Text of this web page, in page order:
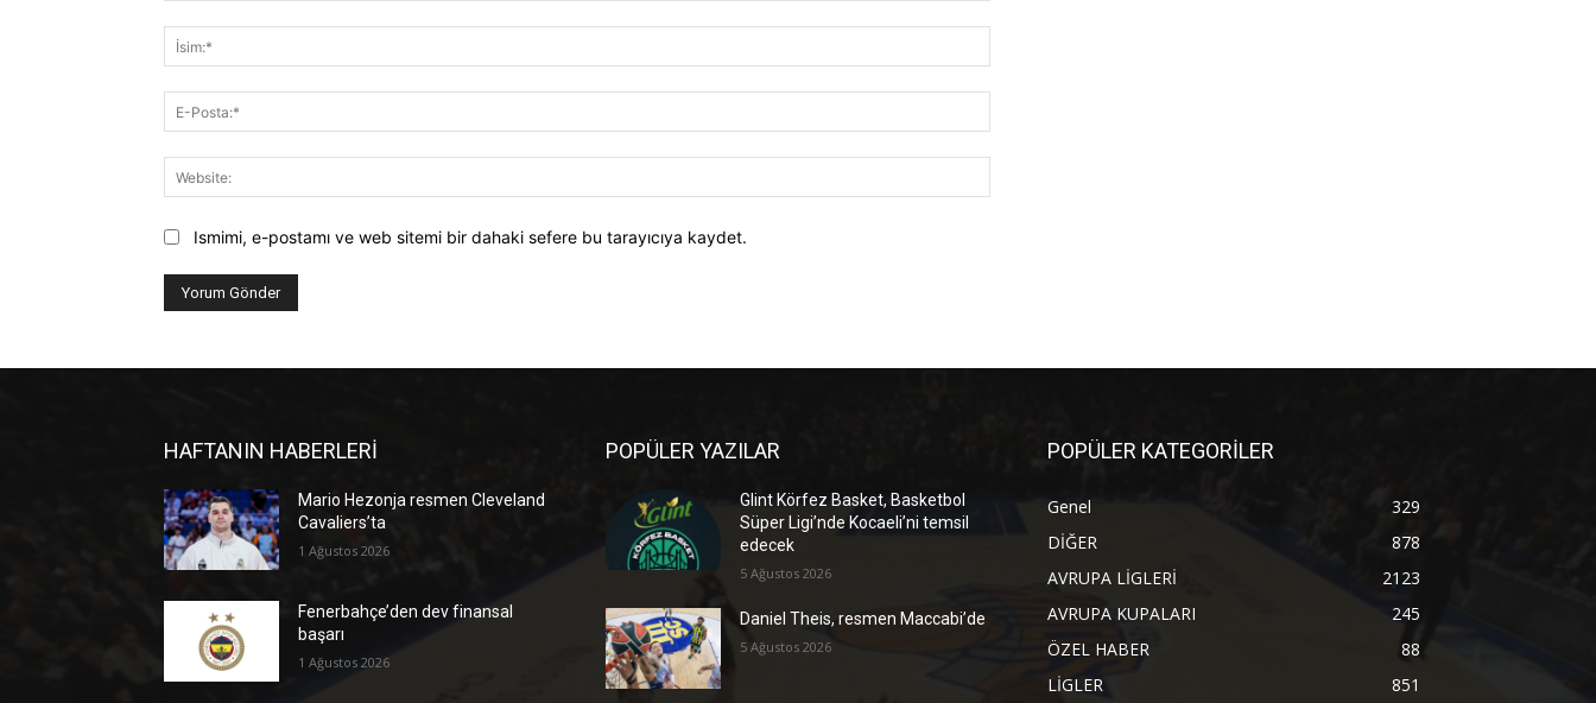
Posta:*
Ismimi, e-postamı ve web sitemi bir dahaki sefere bu tarayıcıya kaydet.
HAFTANIN HABERLERİ
Mario Hezonja resmen Cleveland
Cavaliers’ta
1 Ağustos 2026
Fenerbahçe’den dev finansal
başarı
1 Ağustos 2026
POPÜLER YAZILAR
Glint Körfez Basket, Basketbol
Süper Ligi’nde Kocaeli’ni temsil
edecek
5 Ağustos 2026
Daniel Theis, resmen Maccabi’de
5 Ağustos 2026
POPÜLER KATEGORİLER
Genel
329
DİĞER
878
AVRUPA LİGLERİ
2123
AVRUPA KUPALARI
245
ÖZEL HABER
88
LİGLER
851